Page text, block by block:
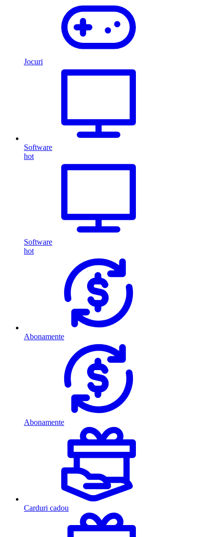
Jocuri
Software
hot
Software
hot
Abonamente
Abonamente
Carduri cadou